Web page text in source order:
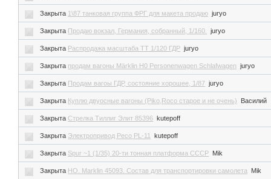
Закрыта 1\87 танковая группа ФРГ для макета продаю juryo
Закрыта Продаю вокзал, Германия, собранный, 1/160. juryo
Закрыта Распродажа масштаба ТТ 1/120 ГДР juryo
Закрыта продам вагоны Märklin H0 Personenwagen Schlafwagen juryo
Закрыта Продам вагоы ГДР, состояние хорошее, 1/87 juryo
Закрыта Куплю двуосные вагоны (Piko,Roco старое и не очень) Василий
Закрыта Стрелка Тиллиг Элит 85396 kutepoff
Закрыта Электропривод Peco PL-11 kutepoff
Закрыта Spur ~1 (1/35) 20-ти тонная платформа СССР Mik
Закрыта HO. Marklin 45093. Состав для транспортировки самолета Mik